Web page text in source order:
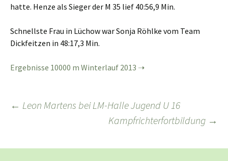
hatte. Henze als Sieger der M 35 lief 40:56,9 Min.
Schnellste Frau in Lüchow war Sonja Röhlke vom Team
Dickfeitzen in 48:17,3 Min.
Ergebnisse 10000 m Winterlauf 2013
Beitragsnavigation
← Leon Martens bei LM-Halle Jugend U 16
Kampfrichterfortbildung →